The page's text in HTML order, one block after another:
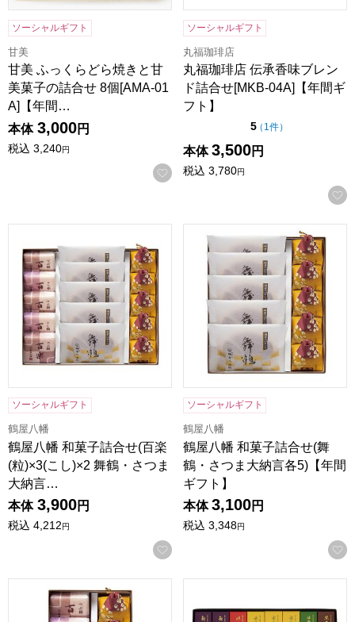
ソーシャルギフト
甘美
甘美 ふっくらどら焼きと甘
美菓子の詰合せ 8個[AMA-01
A]【年間…
本体 3,000円
税込 3,240円
お気に入りに登録する
ソーシャルギフト
丸福珈琲店
丸福珈琲店 伝承香味ブレン
ド詰合せ[MKB-04A]【年間ギ
フト】
5点（5点満点中）
（ 1件の評価
）
本体 3,500円
税込 3,780円
鶴屋八幡 和菓子詰合せ(百楽(粒)×3(こし)×2 舞鶴・さつま大
ソーシャルギフト
鶴屋八幡
鶴屋八幡 和菓子詰合せ(百楽
(粒)×3(こし)×2 舞鶴・さつま
大納言…
本体 3,900円
税込 4,212円
お気に入りに登録する
鶴屋八幡 和菓子詰合せ(舞鶴
ソーシャルギフト
鶴屋八幡
鶴屋八幡 和菓子詰合せ(舞
鶴・さつま大納言各5)【年間
ギフト】
本体 3,100円
税込 3,348円
鶴屋八幡 和菓子詰合せ(百楽(粒)×3(こし)×2 さつま大納言×5)